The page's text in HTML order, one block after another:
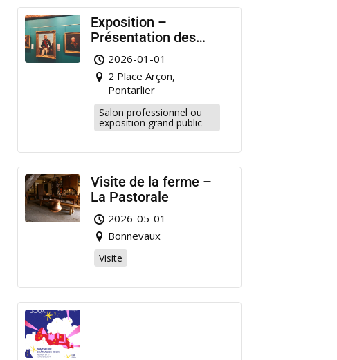
Exposition –
Présentation des
portraits de militaire
restaurés à
Pontarlier
2026-01-01
2 Place Arçon,
Pontarlier
Salon professionnel ou
exposition grand public
Visite de la ferme –
La Pastorale
2026-05-01
Bonnevaux
Visite